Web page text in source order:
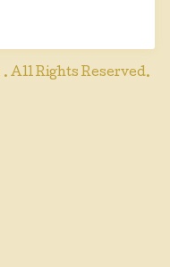
. All Rights Reserved.